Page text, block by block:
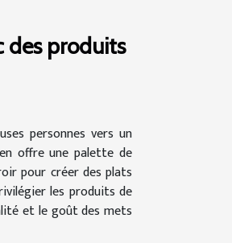
des produits
personnes vers un
offre une palette de
pour créer des plats
les produits de
et le goût des mets